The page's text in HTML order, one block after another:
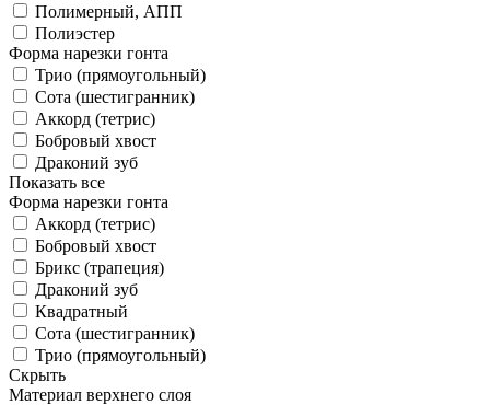
Полимерный, АПП
Полиэстер
Форма нарезки гонта
Трио (прямоугольный)
Сота (шестигранник)
Аккорд (тетрис)
Бобровый хвост
Драконий зуб
Показать все
Форма нарезки гонта
Аккорд (тетрис)
Бобровый хвост
Брикс (трапеция)
Драконий зуб
Квадратный
Сота (шестигранник)
Трио (прямоугольный)
Скрыть
Материал верхнего слоя